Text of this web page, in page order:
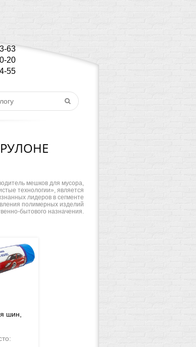
63
20
55
мешков для мусора,
технологии», является
лидеров в сегменте
полимерных изделий
бытового назначения.
шин,